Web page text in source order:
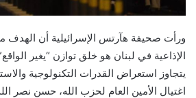
ورأت صحيفة هآرتس الإسرائيلية أن الهدف
الإذاعية في لبنان هو خلق توازن “يغير
يتجاوز استعراض القدرات التكنولوجية
اغتيال الأمين العام لحزب الله، حسن نصر